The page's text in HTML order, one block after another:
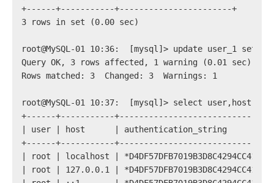
+------+-----------+-----------------------+
3 rows in set (0.00 sec)
root@MySQL-01 10:36:  [mysql]> update user_1
Query OK, 3 rows affected, 1 warning (0.01 sec)
Rows matched: 3  Changed: 3  Warnings: 1
root@MySQL-01 10:37:  [mysql]> select
+------+-----------
| user | host      | authentication_string
+------+-----------
| root | localhost |
| root | 127.0.0.1 |